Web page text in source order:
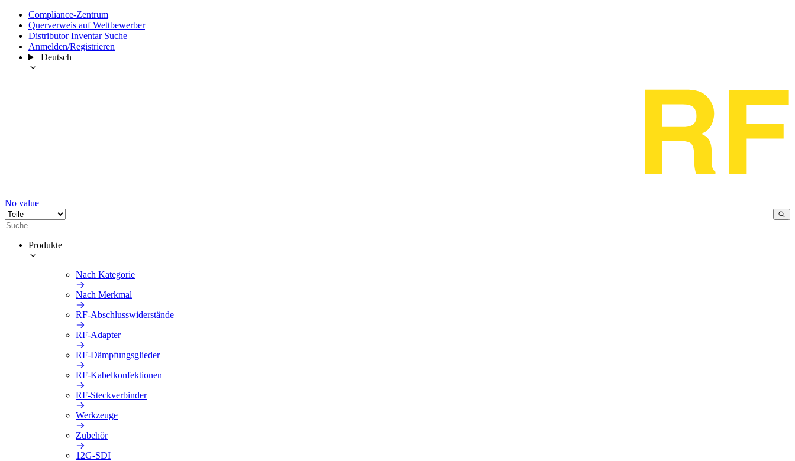
Compliance-Zentrum
Querverweis auf Wettbewerber
Distributor Inventar Suche
Anmelden/Registrieren
Deutsch
No value
Produkte
Nach Kategorie
Nach Merkmal
RF-Abschlusswiderstände
RF-Adapter
RF-Dämpfungsglieder
RF-Kabelkonfektionen
RF-Steckverbinder
Werkzeuge
Zubehör
12G-SDI